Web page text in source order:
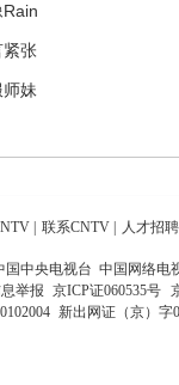
紧张
妹
联系CNTV 人才招聘
国中央电视台 中国网络电
举报 京ICP证060535号
新出网证（京）